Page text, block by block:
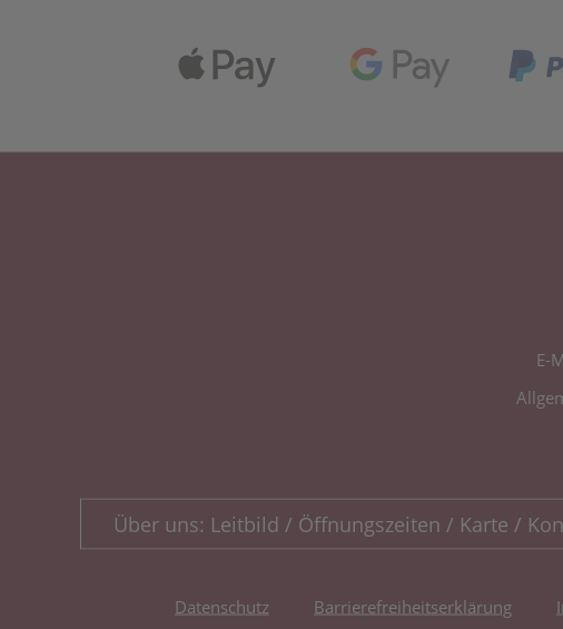
E-
Über uns: Leitbild / Öffnungszeiten / Karte /
Datenschutz Barrierefreiheitserklärung